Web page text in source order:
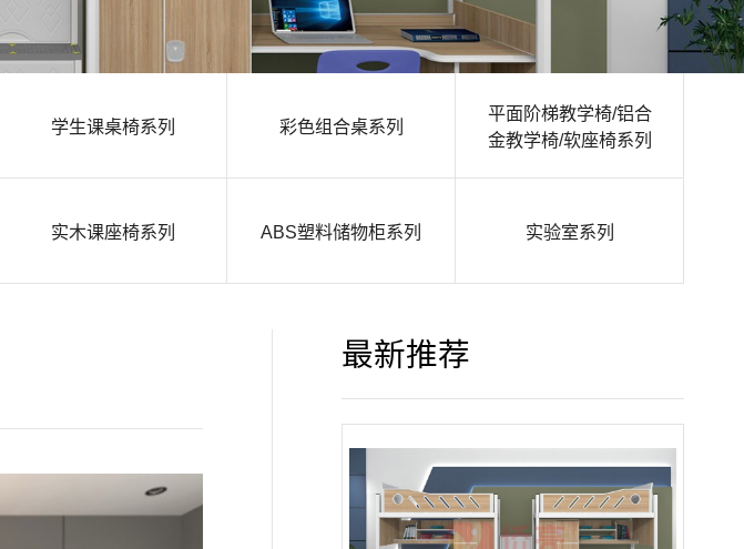
学生课桌椅系列 彩色组合桌系列
平面阶梯教学椅/铝合
金教学椅/软座椅系列
实木课座椅系列 ABS塑料储物柜系列 实验室系列
最新推荐